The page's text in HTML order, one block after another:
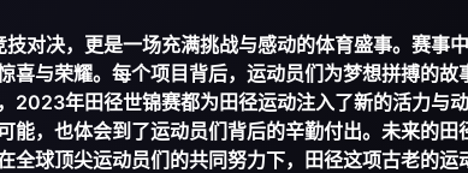
对决，更是一场充满挑战与感动的体育盛事。赛事
喜与荣耀。每个项目背后，运动员们为梦想拼搏的故
年田径世锦赛都为田径运动注入了新的活力与动
能，也体会到了运动员们背后的辛勤付出。未来的田
全球顶尖运动员们的共同努力下，田径这项古老的运